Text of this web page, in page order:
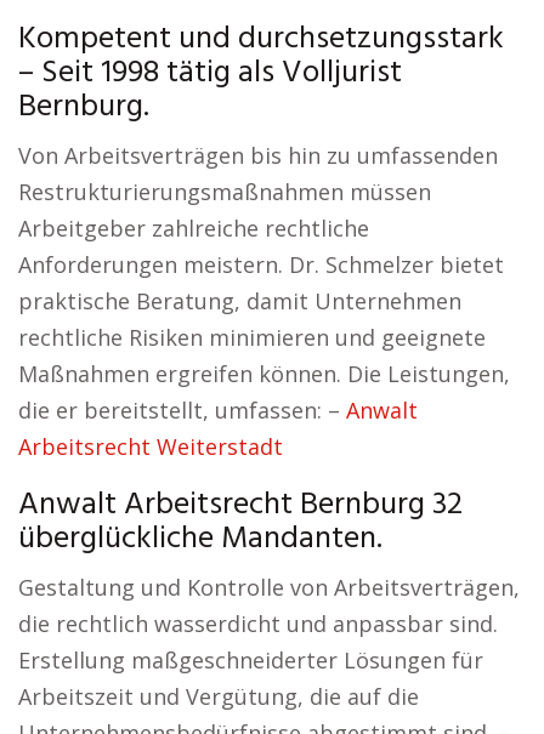
Kompetent und durchsetzungsstark
– Seit 1998 tätig als Volljurist
Bernburg.
Von Arbeitsverträgen bis hin zu umfassenden
Restrukturierungsmaßnahmen müssen
Arbeitgeber zahlreiche rechtliche
Anforderungen meistern. Dr. Schmelzer bietet
praktische Beratung, damit Unternehmen
rechtliche Risiken minimieren und geeignete
Maßnahmen ergreifen können. Die Leistungen,
die er bereitstellt, umfassen: – Anwalt
Arbeitsrecht Weiterstadt
Anwalt Arbeitsrecht Bernburg 32
überglückliche Mandanten.
Gestaltung und Kontrolle von Arbeitsverträgen,
die rechtlich wasserdicht und anpassbar sind.
Erstellung maßgeschneiderter Lösungen für
Arbeitszeit und Vergütung, die auf die